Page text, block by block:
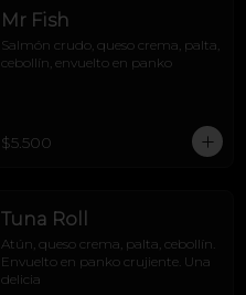
Mr Fish
Salmón crudo, queso crema, palta,
cebollín, envuelto en panko
$5.500
Tuna Roll
Atún, queso crema, palta, cebollín.
Envuelto en panko crujiente. Una
delicia